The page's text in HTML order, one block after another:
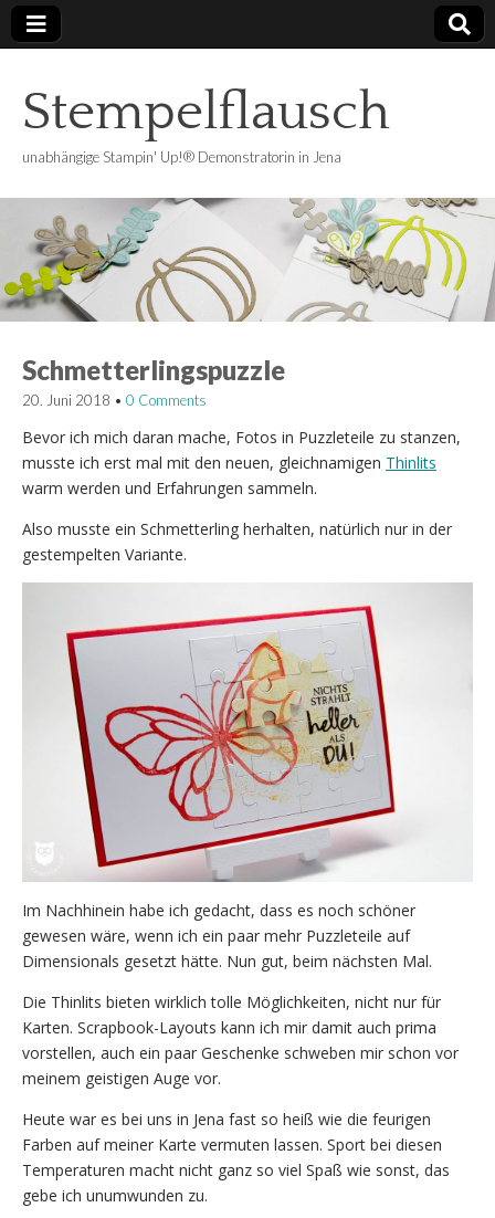
Stempelflausch
unabhängige Stampin' Up!® Demonstratorin in Jena
Schmetterlingspuzzle
20. Juni 2018 • 0 Comments
Bevor ich mich daran mache, Fotos in Puzzleteile zu stanzen,
musste ich erst mal mit den neuen, gleichnamigen Thinlits
warm werden und Erfahrungen sammeln.
Also musste ein Schmetterling herhalten, natürlich nur in der
gestempelten Variante.
Im Nachhinein habe ich gedacht, dass es noch schöner
gewesen wäre, wenn ich ein paar mehr Puzzleteile auf
Dimensionals gesetzt hätte. Nun gut, beim nächsten Mal.
Die Thinlits bieten wirklich tolle Möglichkeiten, nicht nur für
Karten. Scrapbook-Layouts kann ich mir damit auch prima
vorstellen, auch ein paar Geschenke schweben mir schon vor
meinem geistigen Auge vor.
Heute war es bei uns in Jena fast so heiß wie die feurigen
Farben auf meiner Karte vermuten lassen. Sport bei diesen
Temperaturen macht nicht ganz so viel Spaß wie sonst, das
gebe ich unumwunden zu.